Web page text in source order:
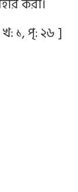
করা।
১, পৃ: ২৬ ]